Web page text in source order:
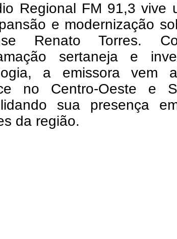
Regional FM 91,3 vive
e modernização
Renato Torres.
sertaneja e
a emissora vem
no Centro-Oeste e
sua presença
da região.